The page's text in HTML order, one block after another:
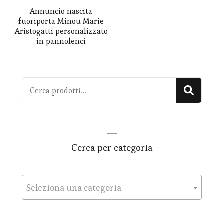
Annuncio nascita
fuoriporta Minou Marie
Aristogatti personalizzato
in pannolenci
Cerca:
Cerca per categoria
Seleziona una categoria